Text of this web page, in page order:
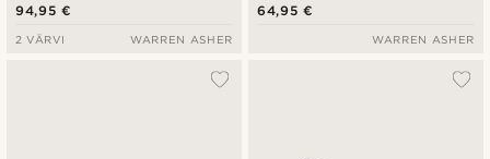
94,95 €
2 VÄRVI WARREN ASHER
64,95 €
WARREN ASHER